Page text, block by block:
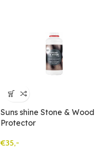
Suns shine Stone & Wood
Protector
€35,-